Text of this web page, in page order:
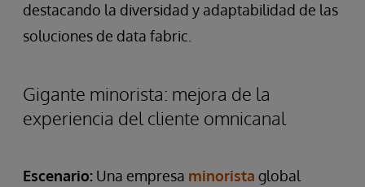
destacando la diversidad y adaptabilidad de las
soluciones de data fabric.
Gigante minorista: mejora de la
experiencia del cliente omnicanal
Escenario: Una empresa minorista global